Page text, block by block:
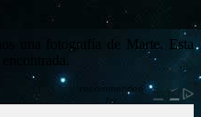
una fotografía de Marte. Esta